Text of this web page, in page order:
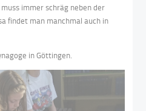
immer schräg neben der
findet man manchmal auch in
in Göttingen.